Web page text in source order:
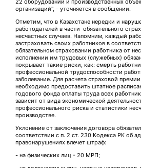
22 оборудований и производственных
организаций", - уточняется в сообщении.
Отметим, что в Казахстане нередки и
работодателей в части обязательного
несчастных случаев. Напомним, каждый
застраховать своих работников в
обязательном страховании работника от
исполнении им трудовых (служебных)
покрывает такие риски, как: смерть
профессиональной трудоспособности
заболевание. Для расчета страховой
необходимо предоставить штатное
годового фонда оплаты труда всех
зависит от вида экономической
профессионального риска и статистики
производстве.
Уклонение от заключения договора
соответствии с п. 2 ст. 230 Кодекса РК об
правонарушениях влечет штраф:
- на физических лиц - 20 МРП;